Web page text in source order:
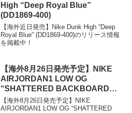
High “Deep Royal Blue”
(DD1869-400)
【海外近日発売】Nike Dunk High “Deep
Royal Blue” (DD1869-400)のリリース情報
を掲載中！
【海外8月26日発売予定】NIKE
AIRJORDAN1 LOW OG
“SHATTERED BACKBOARD”
(CZ0790-801)
【海外8月26日発売予定】NIKE
AIRJORDAN1 LOW OG “SHATTERED